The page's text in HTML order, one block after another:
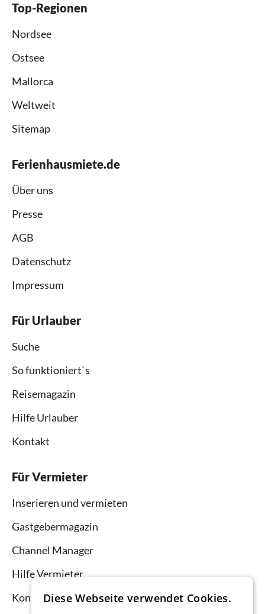
Top-Regionen
Nordsee
Ostsee
Mallorca
Weltweit
Sitemap
Ferienhausmiete.de
Über uns
Presse
AGB
Datenschutz
Impressum
Für Urlauber
Suche
So funktioniert`s
Reisemagazin
Hilfe Urlauber
Kontakt
Für Vermieter
Inserieren und vermieten
Gastgebermagazin
Channel Manager
Hilfe Vermieter
KontaktDiese Webseite verwendet Cookies.